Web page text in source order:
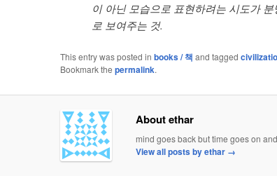
이 아닌 모습으로 표현하려는 시도가
로 보여주는 것.
This entry was posted in books / 책 and tagged
Bookmark the permalink.
About ethar
mind goes back but time goes on
View all posts by ethar →